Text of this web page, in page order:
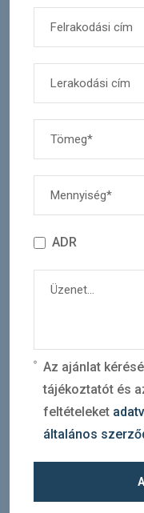
ADR
Az ajánlat
tájékoztatót és
feltételeket
általános